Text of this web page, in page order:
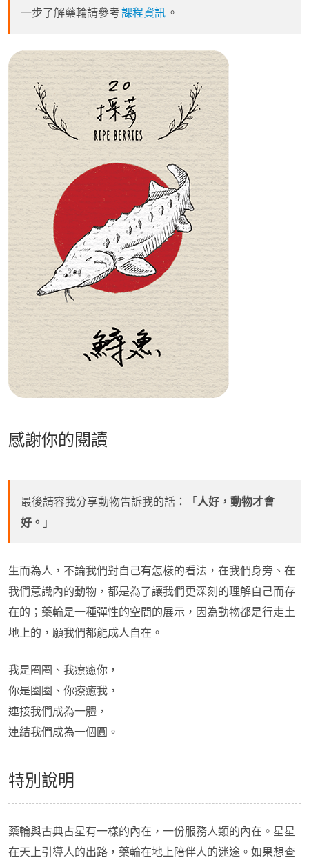
一步了解藥輪請參考課程資訊 。
感謝你的閱讀
最後請容我分享動物告訴我的話：「人好，動物才會
好。 」
生而為人，不論我們對自己有怎樣的看法，在我們身旁、在
我們意識內的動物，都是為了讓我們更深刻的理解自己而存
在的；藥輪是一種彈性的空間的展示，因為動物都是行走土
地上的，願我們都能成人自在。
我是圈圈、我療癒你，
你是圈圈、你療癒我，
連接我們成為一體，
連結我們成為一個圓。
特別說明
藥輪與古典占星有一樣的內在，一份服務人類的內在。星星
在天上引導人的出路，藥輪在地上陪伴人的迷途。如果想查